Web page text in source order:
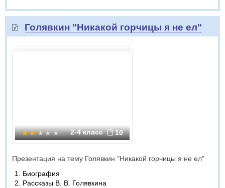
Голявкин "Никакой горчицы я не ел"
2-4 класс 10
Презентация на тему Голявкин "Никакой горчицы я не ел"
Биография
Рассказы В. В. Голявкина